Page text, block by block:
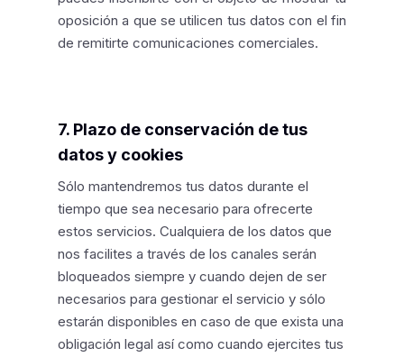
oposición a que se utilicen tus datos con el fin
de remitirte comunicaciones comerciales.
7. Plazo de conservación de tus
datos y cookies
Sólo mantendremos tus datos durante el
tiempo que sea necesario para ofrecerte
estos servicios. Cualquiera de los datos que
nos facilites a través de los canales serán
bloqueados siempre y cuando dejen de ser
necesarios para gestionar el servicio y sólo
estarán disponibles en caso de que exista una
obligación legal así como cuando ejercites tus